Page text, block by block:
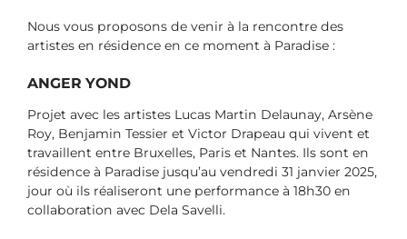
Nous vous proposons de venir à la rencontre des
artistes en résidence en ce moment à Paradise :
ANGER YOND
Projet avec les artistes Lucas Martin Delaunay, Arsène
Roy, Benjamin Tessier et Victor Drapeau qui vivent et
travaillent entre Bruxelles, Paris et Nantes. Ils sont en
résidence à Paradise jusqu’au vendredi 31 janvier 2025,
jour où ils réaliseront une performance à 18h30 en
collaboration avec Dela Savelli.